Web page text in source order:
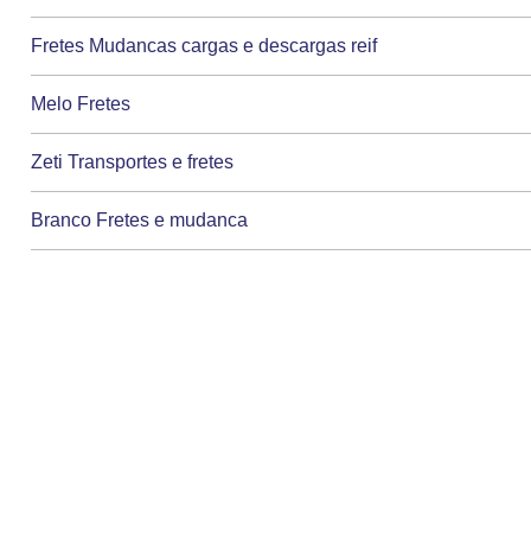
Fretes Mudancas cargas e descargas reif
Melo Fretes
Zeti Transportes e fretes
Branco Fretes e mudanca